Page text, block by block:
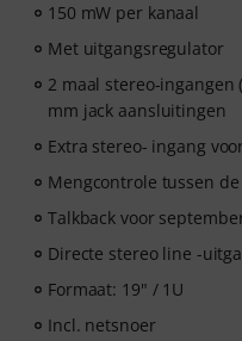
150 mW per kanaal
Met uitgangsregulator
2 maal stereo-ingangen
mm jack aansluitingen
Extra stereo- ingang
Mengcontrole tussen
Talkback voor
Directe stereo line -
Formaat: 19" / 1U
Incl. netsnoer